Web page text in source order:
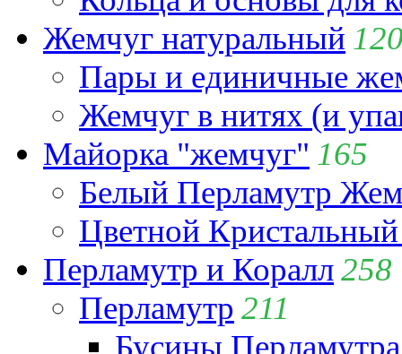
Жемчуг натуральный
Пары и единичные
Жемчуг в нитях (и
Майорка "жемчуг" 165
Белый Перламутр
Цветной
Перламутр и Коралл258
Перламутр 211
Бусины